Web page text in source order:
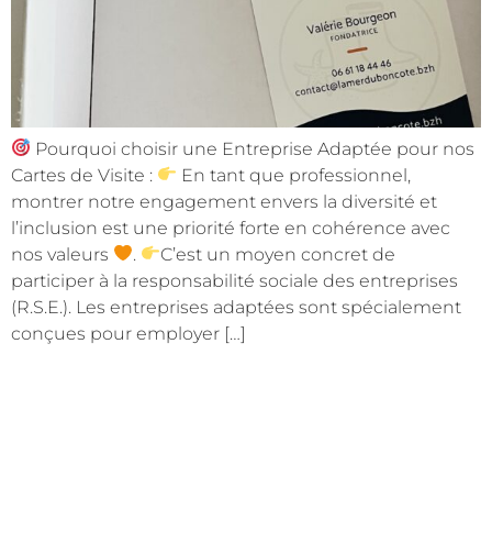
Pourquoi choisir une Entreprise Adaptée pour nos
Cartes de Visite :
En tant que professionnel,
montrer notre engagement envers la diversité et
l’inclusion est une priorité forte en cohérence avec
nos valeurs
.
C’est un moyen concret de
participer à la responsabilité sociale des entreprises
(R.S.E.). Les entreprises adaptées sont spécialement
conçues pour employer […]